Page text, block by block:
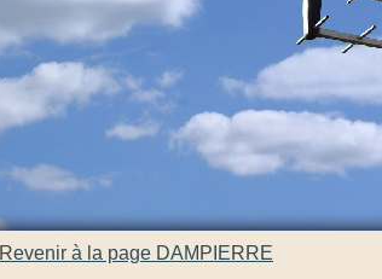
Revenir à la page DAMPIERRE